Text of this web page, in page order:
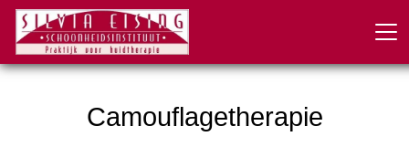
Camouflagetherapie